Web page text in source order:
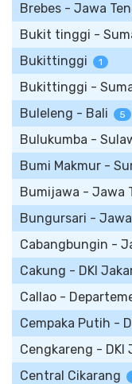
Brebes - Jawa
Bukit tinggi -
Bukittinggi 1
Bukittinggi -
Buleleng - Bali 5
Bulukumba -
Bumi Makmur -
Bumijawa - Jawa
Bungursari -
Cabangbungin -
Cakung - DKI
Callao -
Cempaka Putih -
Cengkareng - DKI
Central Cikarang